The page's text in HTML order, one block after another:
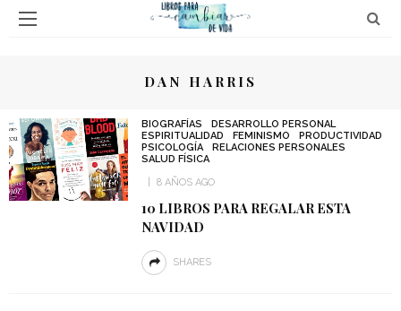
DAN HARRIS
BIOGRAFÍAS
DESARROLLO PERSONAL
ESPIRITUALIDAD
FEMINISMO
PRODUCTIVIDAD
PSICOLOGÍA
RELACIONES PERSONALES
SALUD FÍSICA
8 AÑOS AGO
10 LIBROS PARA REGALAR ESTA
NAVIDAD
SHARES